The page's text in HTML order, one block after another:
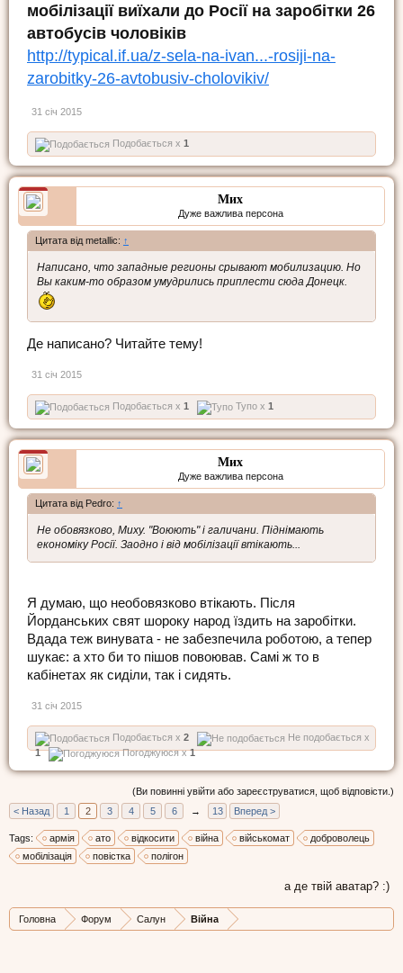
мобілізації виїхали до Росії на заробітки 26
автобусів чоловіків
http://typical.if.ua/z-sela-na-ivan...-rosiji-na-
zarobitky-26-avtobusiv-cholovikiv/
31 січ 2015
Подобається x 1
Мих
Дуже важлива персона
Цитата від metallic: ↑
Написано, что западные регионы срывают мобилизацию. Но
Вы каким-то образом умудрились приплести сюда Донецк.
Де написано? Читайте тему!
31 січ 2015
Подобається x 1 Тупо x 1
Мих
Дуже важлива персона
Цитата від Pedro: ↑
Не обовязково, Миху. "Воюють" і галичани. Піднімають
економіку Росії. Заодно і від мобілізації втікають...
Я думаю, що необовязково втікають. Після
Йорданських свят шороку народ їздить на заробітки.
Вдада теж винувата - не забезпечила роботою, а тепер
шукає: а хто би то пішов повоював. Самі ж то в
кабінетах як сиділи, так і сидять.
31 січ 2015
Подобається x 2
Не подобається x
1
Погоджуюся x1
(Ви повинні увійти або зареєструватися, щоб відповісти.)
< Назад
1 2 3 4 5 6 → 13 Вперед >
Tags: армія ато відкосити війна військомат
доброволець
мобілізація
повістка полігон
а де твій аватар? :)
Головна Форум Салун Війна